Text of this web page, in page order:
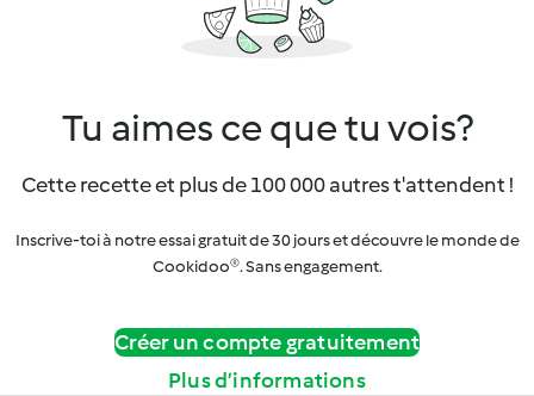
Tu aimes ce que tu vois?
Cette recette et plus de 100 000 autres t'attendent !
Inscrive-toi à notre essai gratuit de 30 jours et découvre le monde de
Cookidoo®. Sans engagement.
Créer un compte gratuitement
Plus d’informations